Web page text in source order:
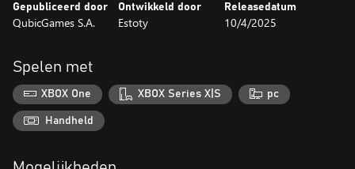
- Snelle vooruitgang: Blijf constant vooruitgaan met non-stop
actie, upgrades en intense gevechten.
andere kant van deze door aliens geteisterde grens!
Gepubliceerd door
QubicGames S.A.
Ontwikkeld door
Estoty
Releasedatum
10/4/2025
Spelen met
XBOX One XBOX Series X|S pc
Handheld